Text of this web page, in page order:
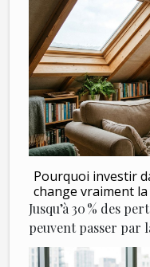
Pourquoi investir
change vraiment
Jusqu’à 30 % des
peuvent passer par